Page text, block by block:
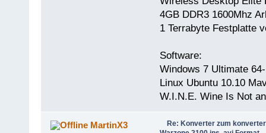
4GB DDR3 1600Mhz
1 Terrabyte Festplatte
Software:
Windows 7 Ultimate
Linux Ubuntu 10.10
W.I.N.E. Wine Is Not
MartinX3
Re: Konverter zum